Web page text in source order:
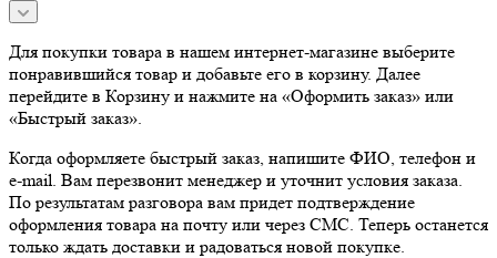
Для покупки товара в нашем интернет-магазине выберите
понравившийся товар и добавьте его в корзину. Далее
перейдите в Корзину и нажмите на «Оформить заказ» или
«Быстрый заказ».
Когда оформляете быстрый заказ, напишите ФИО, телефон и
e-mail. Вам перезвонит менеджер и уточнит условия заказа.
По результатам разговора вам придет подтверждение
оформления товара на почту или через СМС. Теперь останется
только ждать доставки и радоваться новой покупке.